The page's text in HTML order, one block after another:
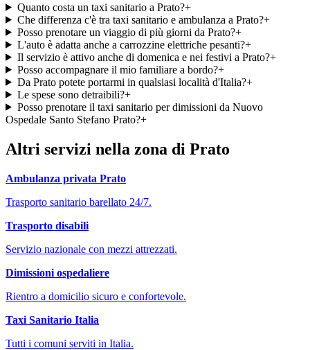
Quanto costa un taxi sanitario a Prato?+
Che differenza c'è tra taxi sanitario e ambulanza a Prato?+
Posso prenotare un viaggio di più giorni da Prato?+
L'auto è adatta anche a carrozzine elettriche pesanti?+
Il servizio è attivo anche di domenica e nei festivi a Prato?+
Posso accompagnare il mio familiare a bordo?+
Da Prato potete portarmi in qualsiasi località d'Italia?+
Le spese sono detraibili?+
Posso prenotare il taxi sanitario per dimissioni da Nuovo
Ospedale Santo Stefano Prato?+
Altri servizi nella zona di Prato
Ambulanza privata Prato
Trasporto sanitario barellato 24/7.
Trasporto disabili
Servizio nazionale con mezzi attrezzati.
Dimissioni ospedaliere
Rientro a domicilio sicuro e confortevole.
Taxi Sanitario Italia
Tutti i comuni serviti in Italia.